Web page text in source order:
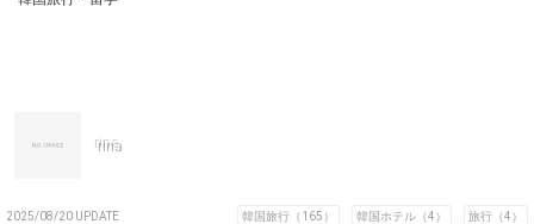
rina
2025/08/20 UPDATE 韓国旅行（165） 韓国ホテル（4） 旅行（4）